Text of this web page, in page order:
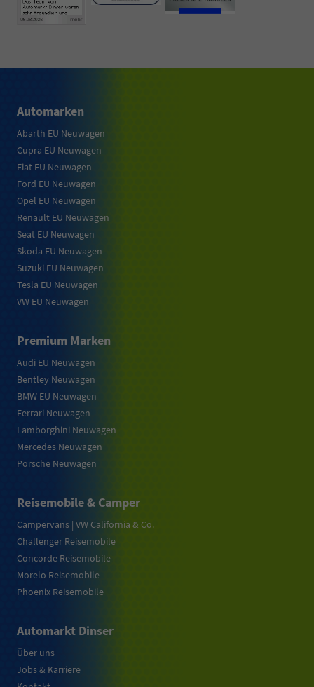
Automarken
Abarth EU Neuwagen
Cupra EU Neuwagen
Fiat EU Neuwagen
Ford EU Neuwagen
Opel EU Neuwagen
Renault EU Neuwagen
Seat EU Neuwagen
Skoda EU Neuwagen
Suzuki EU Neuwagen
Tesla EU Neuwagen
VW EU Neuwagen
Premium Marken
Audi EU Neuwagen
Bentley Neuwagen
BMW EU Neuwagen
Ferrari Neuwagen
Lamborghini Neuwagen
Mercedes Neuwagen
Porsche Neuwagen
Reisemobile & Camper
Campervans | VW California & Co.
Challenger Reisemobile
Concorde Reisemobile
Morelo Reisemobile
Phoenix Reisemobile
Automarkt Dinser
Über uns
Jobs & Karriere